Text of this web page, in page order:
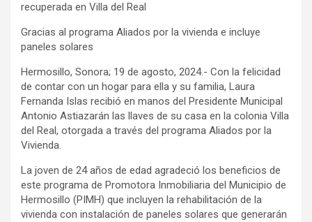
recuperada en Villa del Real
Gracias al programa Aliados por la vivienda e incluye
paneles solares
Hermosillo, Sonora; 19 de agosto, 2024.- Con la felicidad
de contar con un hogar para ella y su familia, Laura
Fernanda Islas recibió en manos del Presidente Municipal
Antonio Astiazarán las llaves de su casa en la colonia Villa
del Real, otorgada a través del programa Aliados por la
Vivienda.
La joven de 24 años de edad agradeció los beneficios de
este programa de Promotora Inmobiliaria del Municipio de
Hermosillo (PIMH) que incluyen la rehabilitación de la
vivienda con instalación de paneles solares que generarán